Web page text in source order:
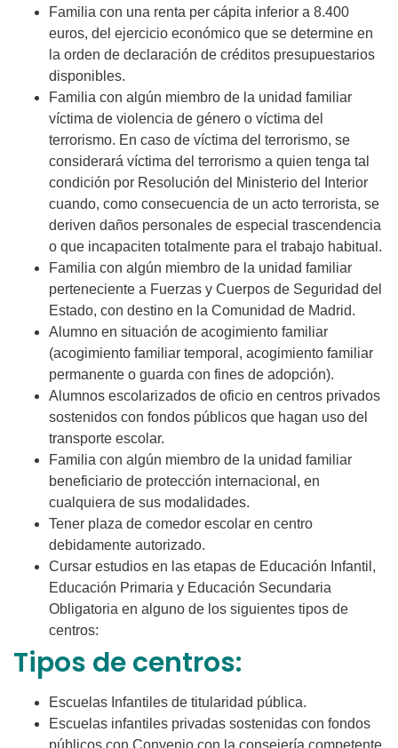
Familia con una renta per cápita inferior a 8.400
euros, del ejercicio económico que se determine en
la orden de declaración de créditos presupuestarios
disponibles.
Familia con algún miembro de la unidad familiar
víctima de violencia de género o víctima del
terrorismo. En caso de víctima del terrorismo, se
considerará víctima del terrorismo a quien tenga tal
condición por Resolución del Ministerio del Interior
cuando, como consecuencia de un acto terrorista, se
deriven daños personales de especial trascendencia
o que incapaciten totalmente para el trabajo habitual.
Familia con algún miembro de la unidad familiar
perteneciente a Fuerzas y Cuerpos de Seguridad del
Estado, con destino en la Comunidad de Madrid.
Alumno en situación de acogimiento familiar
(acogimiento familiar temporal, acogimiento familiar
permanente o guarda con fines de adopción).
Alumnos escolarizados de oficio en centros privados
sostenidos con fondos públicos que hagan uso del
transporte escolar.
Familia con algún miembro de la unidad familiar
beneficiario de protección internacional, en
cualquiera de sus modalidades.
Tener plaza de comedor escolar en centro
debidamente autorizado.
Cursar estudios en las etapas de Educación Infantil,
Educación Primaria y Educación Secundaria
Obligatoria en alguno de los siguientes tipos de
centros:
Tipos de centros:
Escuelas Infantiles de titularidad pública.
Escuelas infantiles privadas sostenidas con fondos